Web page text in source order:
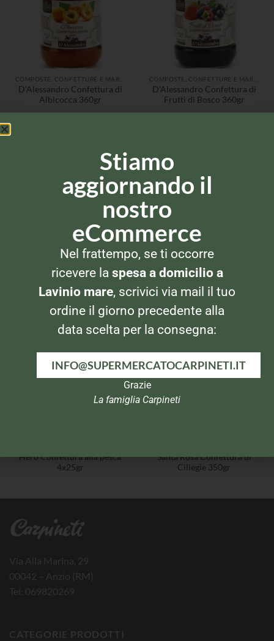
D’Alessandro Confettura di
Albicocca 360gr
D’Alessandro Confettura di
Frutti di Bosco 360gr
Santa Rosa Confettura di
Santa Rosa Confettura di
Hero Confettura alla pesca
4x25gr
Santa Rosa Confettura di
Ciliegie 350gr
Via Alla Marina, 29
00042 – Anzio (RM)
Tel: 069820269
CATEGORIE PRODOTTI
Stiamo
aggiornando il
nostro
eCommerce
Nel frattempo, se ti occorre
ricevere la spesa a domicilio a
Lavinio mare, scrivici via mail il tuo
ordine il giorno precedente alla
data scelta per la consegna:
INFO@SUPERMERCATOCARPINETI.IT
Grazie
La famiglia Carpineti